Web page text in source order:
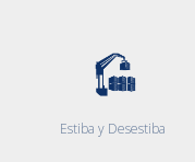
Estiba y Desestiba